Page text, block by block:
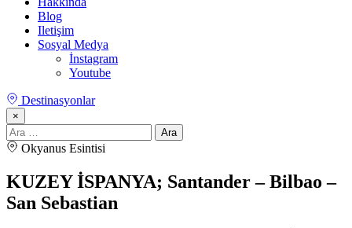
Blog
Iletişim
Sosyal Medya
İnstagram
Youtube
Destinasyonlar
×
Arama:
Okyanus Esintisi
KUZEY İSPANYA; Santander – Bilbao –
San Sebastian